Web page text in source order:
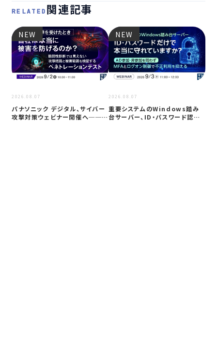
RELATED 関連記事
NEW
2026.08.07
パナソニック デジタル、サイバー
攻撃対策ウェビナー開催へ──自
NEW
2026.08.07
重要システムのWindows踏み
台サーバー、ID・パスワード認証